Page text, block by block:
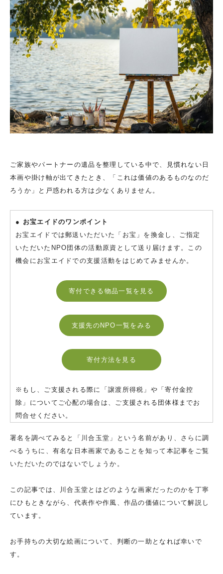
b
o
o
k
t
e
r
n
a
e
t
ご家族やパートナーの遺品を整理している中で、見慣れない日
本画や掛け軸が出てきたとき、「これは価値のあるものなのだ
ろうか」と戸惑われる方は少なくありません。
● お宝エイドのワンポイント
お宝エイドでは郵送いただいた「お宝」を換金し、ご指定
いただいたNPO団体の活動原資として送り届けます。この
機会にお宝エイドでの支援活動をはじめてみませんか。
寄付できる物品一覧を見る
支援先のNPO一覧をみる
寄付方法を見る
※もし、ご支援される際に「譲渡所得税」や「寄付金控
除」についてご心配の場合は、ご支援される団体様までお
問合せください。
署名を調べてみると「川合玉堂」という名前があり、さらに調
べるうちに、有名な日本画家であることを知って本記事をご覧
いただいたのではないでしょうか。
この記事では、川合玉堂とはどのような画家だったのかを丁寧
にひもときながら、代表作や作風、作品の価値について解説し
ています。
お手持ちの大切な絵画について、判断の一助となれば幸いで
す。